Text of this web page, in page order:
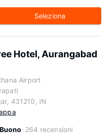
Seleziona
Hotel, Aurangabad
Airport
431210, IN
Buono 264 recensioni